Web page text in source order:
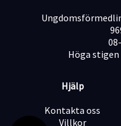
Höga stigen
Hjälp
Kontakta oss
Villkor